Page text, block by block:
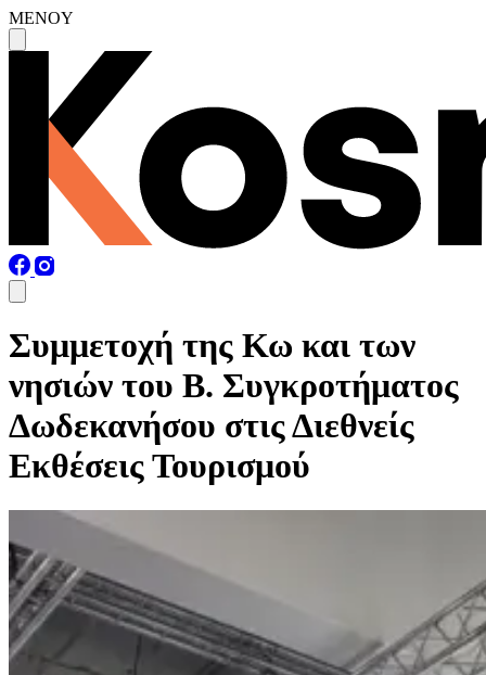
MENOY
Συμμετοχή της Κω και των
νησιών του Β. Συγκροτήματος
Δωδεκανήσου στις Διεθνείς
Εκθέσεις Τουρισμού